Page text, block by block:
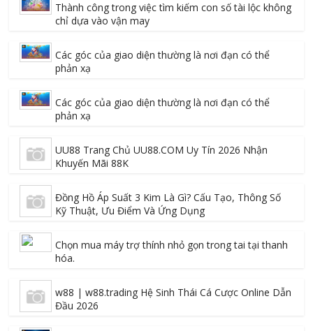
Thành công trong việc tìm kiếm con số tài lộc không
chỉ dựa vào vận may
Các góc của giao diện thường là nơi đạn có thể
phản xạ
Các góc của giao diện thường là nơi đạn có thể
phản xạ
UU88 Trang Chủ UU88.COM Uy Tín 2026 Nhận
Khuyến Mãi 88K
Đồng Hồ Áp Suất 3 Kim Là Gì? Cấu Tạo, Thông Số
Kỹ Thuật, Ưu Điểm Và Ứng Dụng
Chọn mua máy trợ thính nhỏ gọn trong tai tại thanh
hóa.
w88 | w88.trading Hệ Sinh Thái Cá Cược Online Dẫn
Đầu 2026